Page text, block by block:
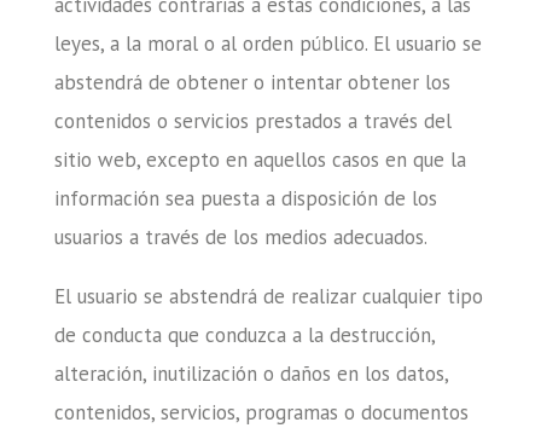
leyes, a la moral o al orden público. El usuario se
abstendrá de obtener o intentar obtener los
contenidos o servicios prestados a través del
sitio web, excepto en aquellos casos en que la
información sea puesta a disposición de los
usuarios a través de los medios adecuados.
El usuario se abstendrá de realizar cualquier tipo
de conducta que conduzca a la destrucción,
alteración, inutilización o daños en los datos,
contenidos, servicios, programas o documentos